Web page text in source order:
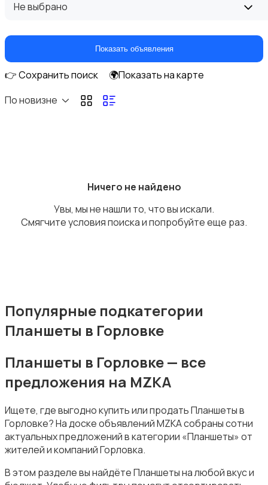
Не выбрано
Показать объявления
👉 Сохранить поиск
🌍Показать на карте
По новизне
Ничего не найдено
Увы, мы не нашли то, что вы искали.
Смягчите условия поиска и попробуйте еще раз.
Популярные подкатегории
Планшеты в Горловке
Планшеты в Горловке — все
предложения на MZKA
Ищете, где выгодно купить или продать Планшеты в
Горловке? На доске объявлений MZKA собраны сотни
актуальных предложений в категории «Планшеты» от
жителей и компаний Горловка.
В этом разделе вы найдёте Планшеты на любой вкус и